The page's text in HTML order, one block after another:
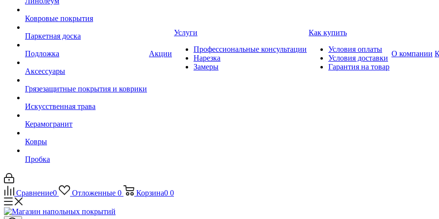
Ковровые покрытия
Паркетная доска
Подложка
Аксессуары
Грязезащитные покрытия и коврики
Искусственная трава
Керамогранит
Ковры
Пробка
Акции
Услуги
Профессиональные консультации
Нарезка
Замеры
Как купить
Условия оплаты
Условия доставки
Гарантия на товар
О компании
Сравнение0 Отложенные 0 Корзина0 0